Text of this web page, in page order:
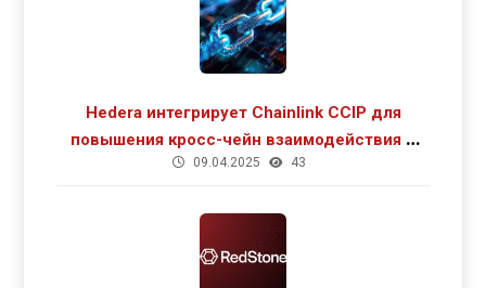
Hedera интегрирует Chainlink CCIP для
повышения кросс-чейн взаимодействия и
роста DeFi
09.04.2025 43